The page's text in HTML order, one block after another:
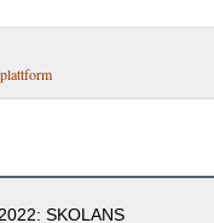
SKOLANS